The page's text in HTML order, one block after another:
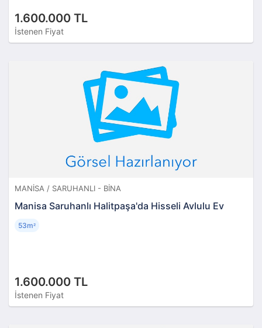
1.600.000 TL
İstenen Fiyat
MANISA / SARUHANLI - BINA
Manisa Saruhanlı Halitpaşa'da Hisseli Avlulu Ev
1.600.000 TL
İstenen Fiyat
53m²